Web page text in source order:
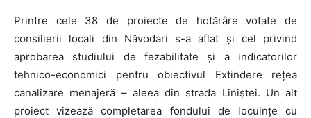
Printre cele 38 de proiecte de hotărâre votate de
consilierii locali din Năvodari s-a aflat și cel privind
aprobarea studiului de fezabilitate și a indicatorilor
tehnico-economici pentru obiectivul Extindere rețea
canalizare menajeră – aleea din strada Liniștei. Un alt
proiect vizează completarea fondului de locuințe cu